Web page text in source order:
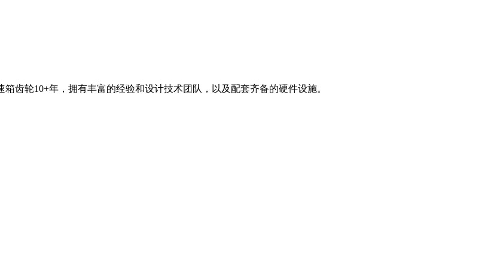
齿轮10+年，拥有丰富的经验和设计技术团队，以及配套齐备的硬件设施。